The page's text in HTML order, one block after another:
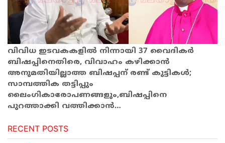
വിവിധ ഇടവകകളില്‍ നിന്നായി 37 വൈദികർ
ബിഷപ്പിനെതിരെ, വിവാഹം കഴിക്കാന്‍
അനുമതിയില്ലാത്ത ബിഷപ്പന് രണ്ട് കുട്ടികള്‍;
സാമ്പത്തിക തട്ടിപ്പും
ലൈംഗികാരോപണങ്ങളും,ബിഷപ്പിനെ
പുറത്താക്കി വത്തിക്കാന്‍…
RECENT POSTS